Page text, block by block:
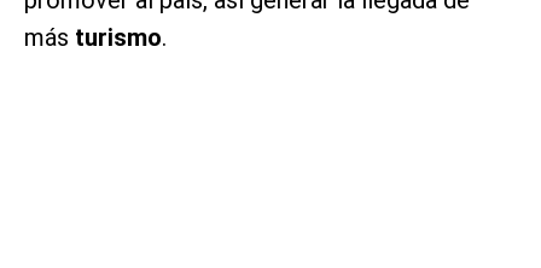
más turismo.